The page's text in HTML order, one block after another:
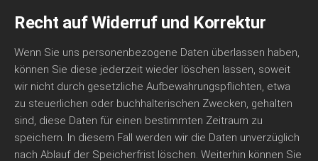
Recht auf Widerruf und Korrektur
Wenn Sie uns personenbezogene Daten überlassen haben,
können Sie diese jederzeit wieder löschen lassen, soweit
wir nicht durch gesetzliche Aufbewahrungspflichten, etwa
zu steuerlichen oder buchhalterischen Zwecken, gehalten
sind, diese Daten für einen bestimmten Zeitraum zu
speichern. In diesem Fall werden wir die Daten unverzüglich
nach Ablauf der Speicherfrist löschen. Weiterhin können Sie